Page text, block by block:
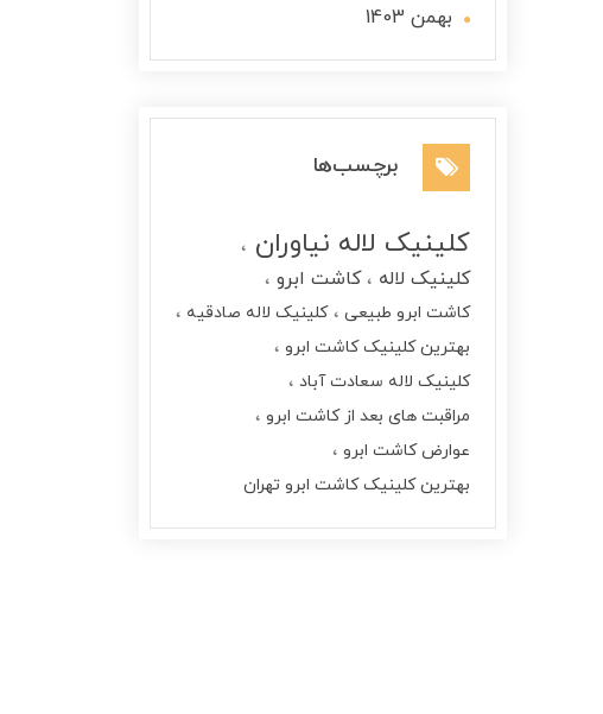
بهمن 1403
برچسب‌ها
کلینیک لاله نیاوران
کلینیک لاله کاشت ابرو
کاشت ابرو طبیعی
کلینیک لاله صادقیه
بهترین کلینیک کاشت ابرو
کلینیک لاله سعادت آباد
مراقبت های بعد از کاشت ابرو
عوارض کاشت ابرو
بهترین کلینیک کاشت ابرو تهران